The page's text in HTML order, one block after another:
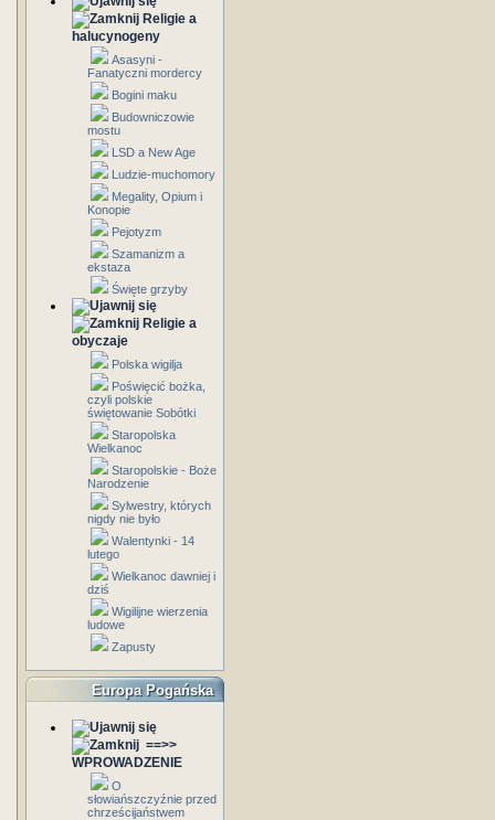
Religie a
halucynogeny
Asasyni -
Fanatyczni mordercy
Bogini maku
Budowniczowie
mostu
LSD a New Age
Ludzie-muchomory
Megality, Opium i
Konopie
Pejotyzm
Szamanizm a
ekstaza
Święte grzyby
Religie a
obyczaje
Polska wigilja
Poświęcić bożka,
czyli polskie
świętowanie Sobótki
Staropolska
Wielkanoc
Staropolskie - Boże
Narodzenie
Sylwestry, których
nigdy nie było
Walentynki - 14
lutego
Wielkanoc dawniej i
dziś
Wigilijne wierzenia
ludowe
Zapusty
Europa Pogańska
==>>
WPROWADZENIE
O
słowiańszczyźnie przed
chrześcijaństwem